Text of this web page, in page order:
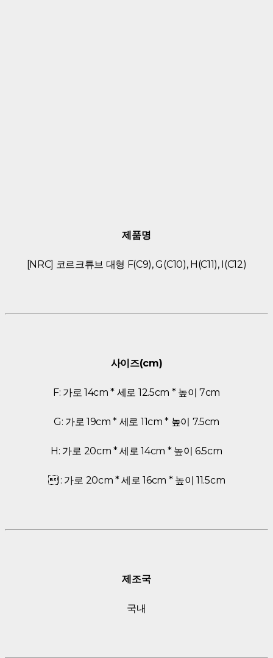
제품명
[NRC] 코르크튜브 대형 F(C9), G(C10), H(C11), I(C12)
사이즈(cm)
F: 가로 14cm * 세로 12.5cm * 높이 7cm
G: 가로 19cm * 세로 11cm * 높이 7.5cm
H: 가로 20cm * 세로 14cm * 높이 6.5cm
I: 가로 20cm * 세로 16cm * 높이 11.5cm
제조국
국내